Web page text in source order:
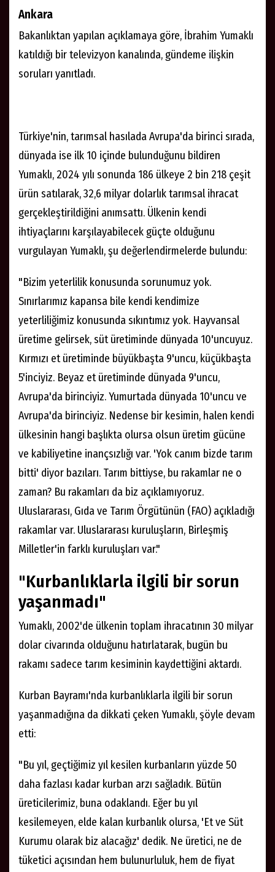
Ankara
Bakanlıktan yapılan açıklamaya göre, İbrahim Yumaklı
katıldığı bir televizyon kanalında, gündeme ilişkin
soruları yanıtladı.
Türkiye'nin, tarımsal hasılada Avrupa'da birinci sırada,
dünyada ise ilk 10 içinde bulunduğunu bildiren
Yumaklı, 2024 yılı sonunda 186 ülkeye 2 bin 218 çeşit
ürün satılarak, 32,6 milyar dolarlık tarımsal ihracat
gerçekleştirildiğini anımsattı. Ülkenin kendi
ihtiyaçlarını karşılayabilecek güçte olduğunu
vurgulayan Yumaklı, şu değerlendirmelerde bulundu:
"Bizim yeterlilik konusunda sorunumuz yok.
Sınırlarımız kapansa bile kendi kendimize
yeterliliğimiz konusunda sıkıntımız yok. Hayvansal
üretime gelirsek, süt üretiminde dünyada 10'uncuyuz.
Kırmızı et üretiminde büyükbaşta 9'uncu, küçükbaşta
5'inciyiz. Beyaz et üretiminde dünyada 9'uncu,
Avrupa'da birinciyiz. Yumurtada dünyada 10'uncu ve
Avrupa'da birinciyiz. Nedense bir kesimin, halen kendi
ülkesinin hangi başlıkta olursa olsun üretim gücüne
ve kabiliyetine inançsızlığı var. 'Yok canım bizde tarım
bitti' diyor bazıları. Tarım bittiyse, bu rakamlar ne o
zaman? Bu rakamları da biz açıklamıyoruz.
Uluslararası, Gıda ve Tarım Örgütünün (FAO) açıkladığı
rakamlar var. Uluslararası kuruluşların, Birleşmiş
Milletler'in farklı kuruluşları var."
"Kurbanlıklarla ilgili bir sorun
yaşanmadı"
Yumaklı, 2002'de ülkenin toplam ihracatının 30 milyar
dolar civarında olduğunu hatırlatarak, bugün bu
rakamı sadece tarım kesiminin kaydettiğini aktardı.
Kurban Bayramı'nda kurbanlıklarla ilgili bir sorun
yaşanmadığına da dikkati çeken Yumaklı, şöyle devam
etti:
"Bu yıl, geçtiğimiz yıl kesilen kurbanların yüzde 50
daha fazlası kadar kurban arzı sağladık. Bütün
üreticilerimiz, buna odaklandı. Eğer bu yıl
kesilemeyen, elde kalan kurbanlık olursa, 'Et ve Süt
Kurumu olarak biz alacağız' dedik. Ne üretici, ne de
tüketici açısından hem bulunurluluk, hem de fiyat